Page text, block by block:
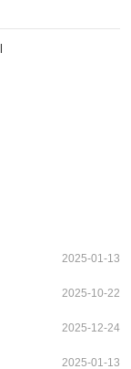
2025-01-13
2025-10-22
2025-12-24
2025-01-13